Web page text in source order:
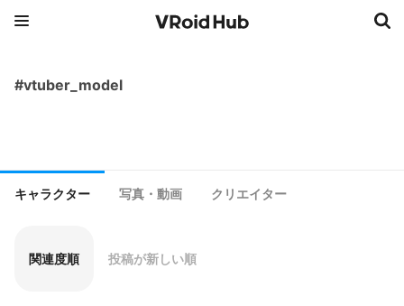
#vtuber_model
キャラクター 写真・動画 クリエイター
関連度順 投稿が新しい順